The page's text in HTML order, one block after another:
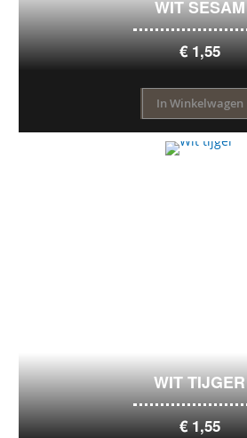
WIT SESAM
€ 1,55
In Winkelwagen
WIT TIJGER
€ 1,55